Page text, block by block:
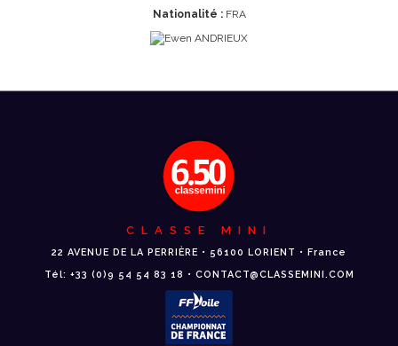
Nationalité :FRA
CLASSE MINI
22 AVENUE DE LA PERRIÈRE • 56100 LORIENT • France
Tél: +33 (0)9 54 54 83 18 • CONTACT@CLASSEMINI.COM